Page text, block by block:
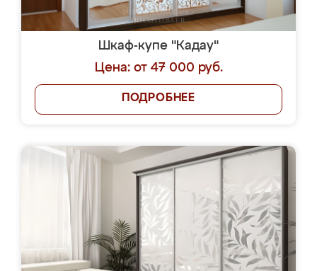
Шкаф-купе "Кадау"
Цена: от 47 000 руб.
ПОДРОБНЕЕ